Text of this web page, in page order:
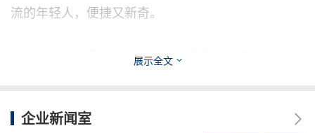
流的年轻人，便捷又新奇。
欧舒丹，不仅是一个化妆品牌，更是一个有关于法式
产品是所有关于普罗旺斯美妙事物的实体传递，那欧
展示全文
企业新闻室